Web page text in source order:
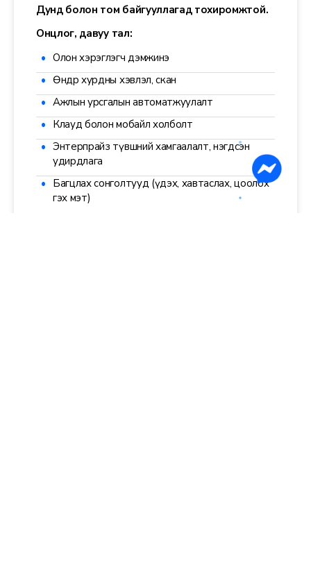
Дунд болон том байгууллагад тохиромжтой.
Онцлог, давуу тал:
Олон хэрэглэгч дэмжинэ
Өндөр хурдны хэвлэл, скан
Ажлын урсгалын автоматжуулалт
Клауд болон мобайл холболт
Энтерпрайз түвшний хамгаалалт, нэгдсэн
удирдлага
Багцлах сонголтууд (үдэх, хавтаслах, цоолох
гэх мэт)